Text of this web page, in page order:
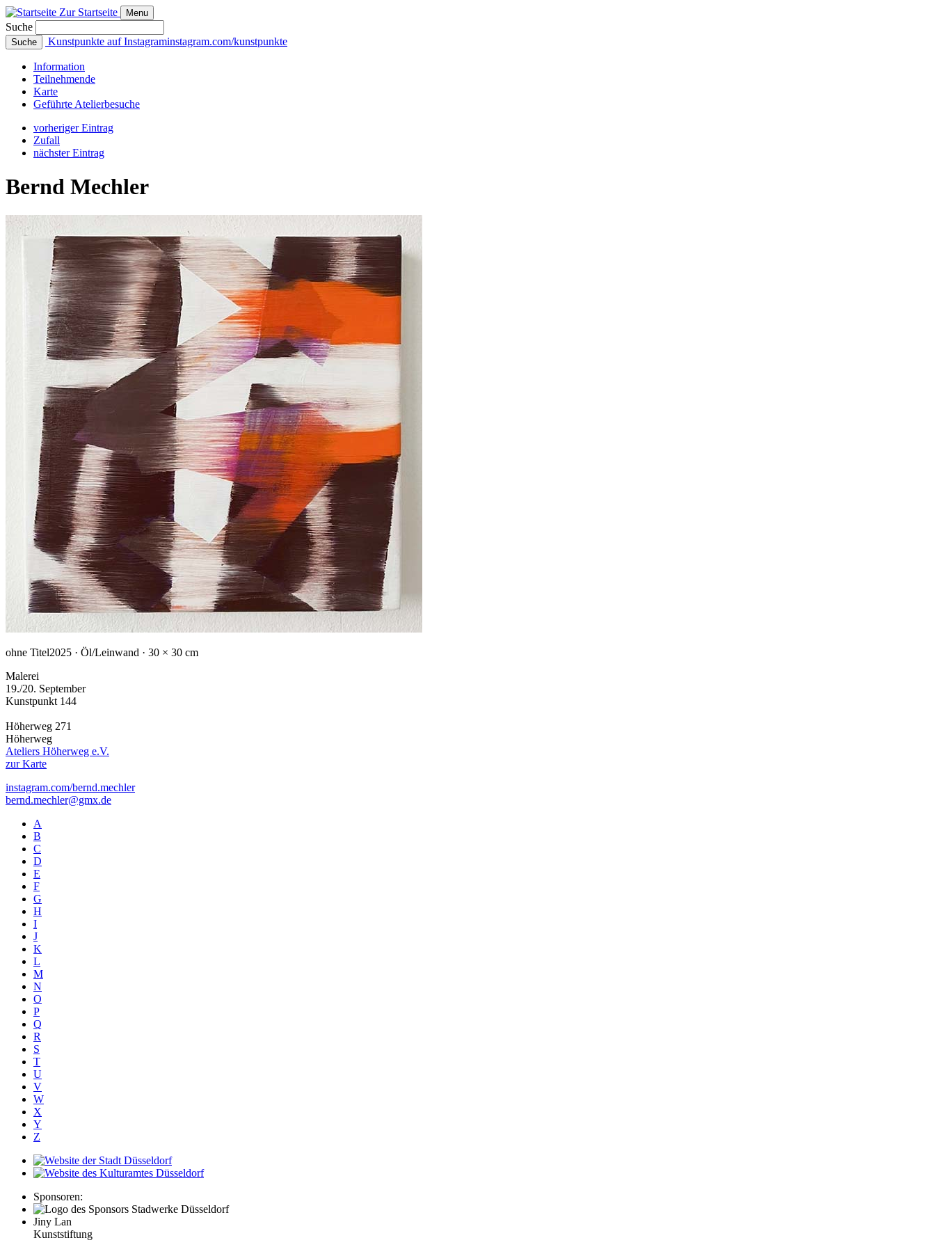
Zur Startseite Menu
Suche
Suche Kunstpunkte auf Instagraminstagram.com/kunstpunkte
Information
Teilnehmende
Karte
Geführte Atelierbesuche
vorheriger Eintrag
Zufall
nächster Eintrag
Bernd Mechler
ohne Titel2025 · Öl/Leinwand · 30 × 30 cm
Malerei
19./20. September
Kunstpunkt 144
Höherweg 271
Höherweg
Ateliers Höherweg e.V.
zur Karte
instagram.com/bernd.mechler
bernd.mechler@gmx.de
A
B
C
D
E
F
G
H
I
J
K
L
M
N
O
P
Q
R
S
T
U
V
W
X
Y
Z
Sponsoren:
Jiny Lan
Kunststiftung